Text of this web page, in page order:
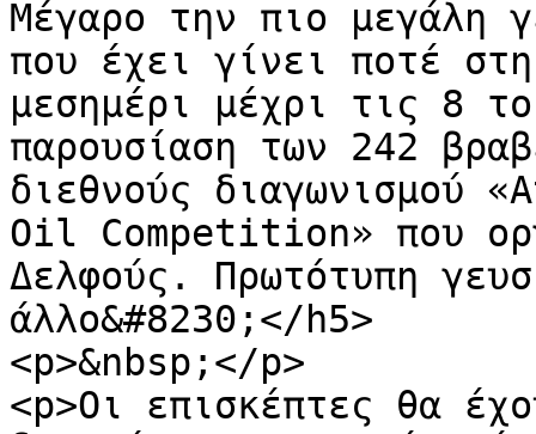
Μέγαρο την πιο μεγάλη
που έχει γίνει ποτέ
μεσημέρι μέχρι τις 8
παρουσίαση των 242
διεθνούς
Oil Competition» που
Δελφούς. Πρωτότυπη
άλλο&#8230;</h5>
<p>&nbsp;</p>
<p>Οι επισκέπτες θα